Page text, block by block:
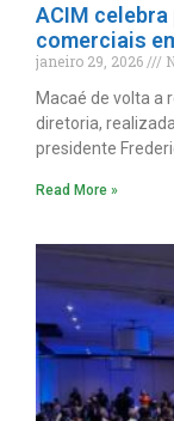
ACIM
comerciais
janeiro 29, 2026
Macaé de volta a
diretoria,
presidente
Read More »